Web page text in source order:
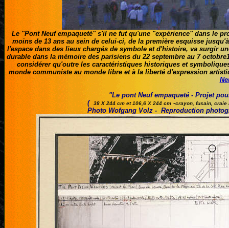
Le "Pont Neuf empaqueté" s'il ne fut qu'une "expérience" dans le
moins de 13 ans au sein de celui-ci, de la première esquisse
l'espace dans des lieux chargés de symbole et d'histoire, va surgir
durable dans la mémoire des parisiens du 22 septembre au 7
considérer qu'outre les caractéristiques historiques et
monde communiste au monde libre et à la liberté d'expression
"Le pont Neuf empaqueté - Projet
(
38 X 244 cm et 106,6 X 244 cm-crayon, fusain, craie
Photo Wofgang Volz - Reproduction